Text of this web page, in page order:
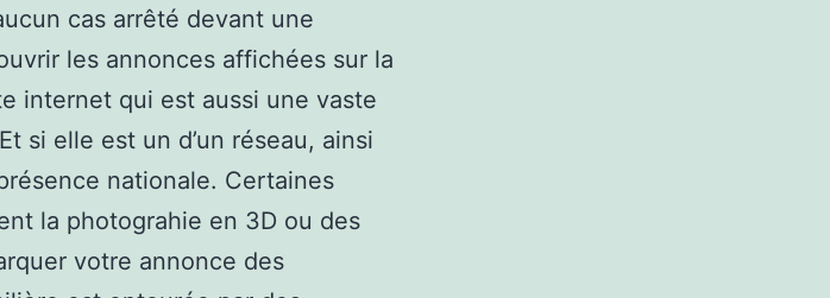
cas arrêté devant une
les annonces affichées sur la
internet qui est aussi une vaste
si elle est un d’un réseau, ainsi
nationale. Certaines
la photograhie en 3D ou des
votre annonce des